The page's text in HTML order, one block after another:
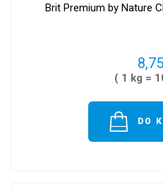
Brit Premium by Nature
( 1 kg =
DO